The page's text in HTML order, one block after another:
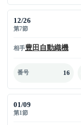
12/26
第7節
相手豊田自動織機
番号 16
01/09
第1節